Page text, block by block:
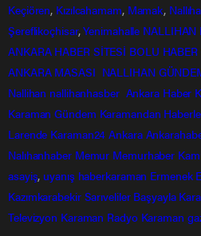
Keçiören, Kızılcahamam, Mamak,
Şereflikoçhisar,Yenimahalle NALLIHAN
ANKARA HABER SİTESİ BOLU HABER
ANKARA MASASI NALLIHAN
Nallihan nallihanhasber Ankara Haber
Karaman Gündem Karamandan
Larende Karaman24 Ankara
Nalıhanhaber Memur Memurhaber
asayiş, uyanış haberkaraman Ermenek
Kazımkarabekir Sarıveliler Başyayla
Televizyon Karaman Radyo Karaman